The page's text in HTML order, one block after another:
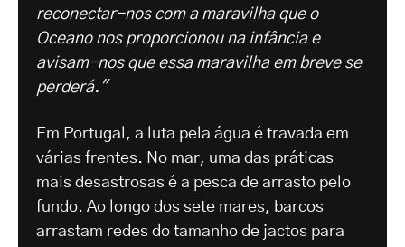
reconectar-nos com a maravilha que o
Oceano nos proporcionou na infância e
avisam-nos que essa maravilha em breve se
perderá."
Em Portugal, a luta pela água é travada em
várias frentes. No mar, uma das práticas
mais desastrosas é a pesca de arrasto pelo
fundo. Ao longo dos sete mares, barcos
arrastam redes do tamanho de jactos para